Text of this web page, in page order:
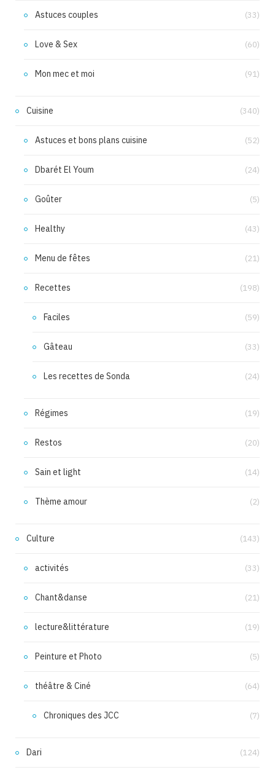
Astuces couples (33)
Love & Sex (60)
Mon mec et moi (91)
Cuisine (340)
Astuces et bons plans cuisine (52)
Dbarét El Youm (24)
Goûter (5)
Healthy (43)
Menu de fêtes (21)
Recettes (198)
Faciles (59)
Gâteau (33)
Les recettes de Sonda (24)
Régimes (19)
Restos (20)
Sain et light (14)
Thème amour (2)
Culture (143)
activités (33)
Chant&danse (21)
lecture&littérature (19)
Peinture et Photo (5)
théâtre & Ciné (64)
Chroniques des JCC (7)
Dari (124)